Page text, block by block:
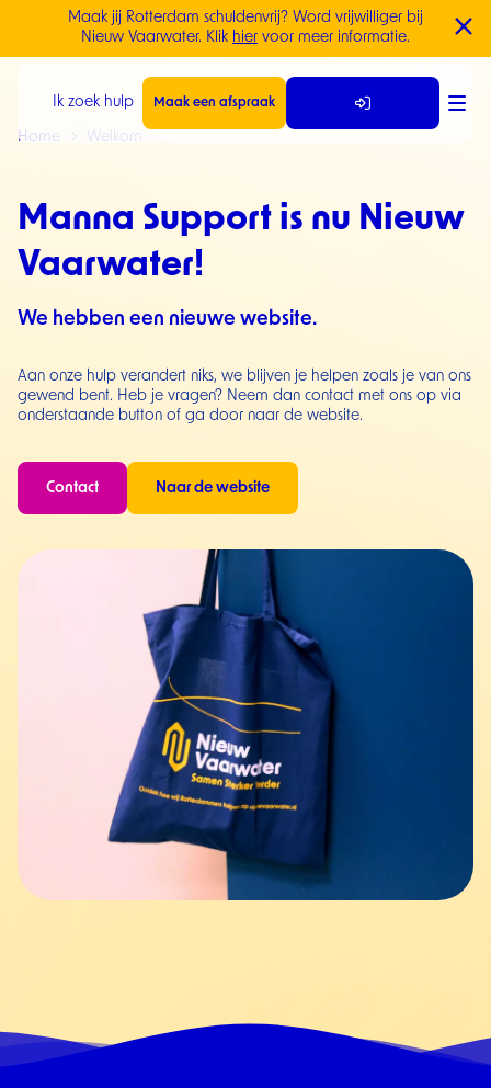
Direct naar de content
Direct naar de footer
Maak jij Rotterdam schuldenvrij? Word vrijwilliger bij
Nieuw Vaarwater. Klik hier voor meer informatie.
Ik zoek hulp Maak een afspraak
Home Welkom
Manna Support is nu Nieuw
Vaarwater!
We hebben een nieuwe website.
Aan onze hulp verandert niks, we blijven je helpen zoals je van ons
gewend bent. Heb je vragen? Neem dan contact met ons op via
onderstaande button of ga door naar de website.
Contact Naar de website